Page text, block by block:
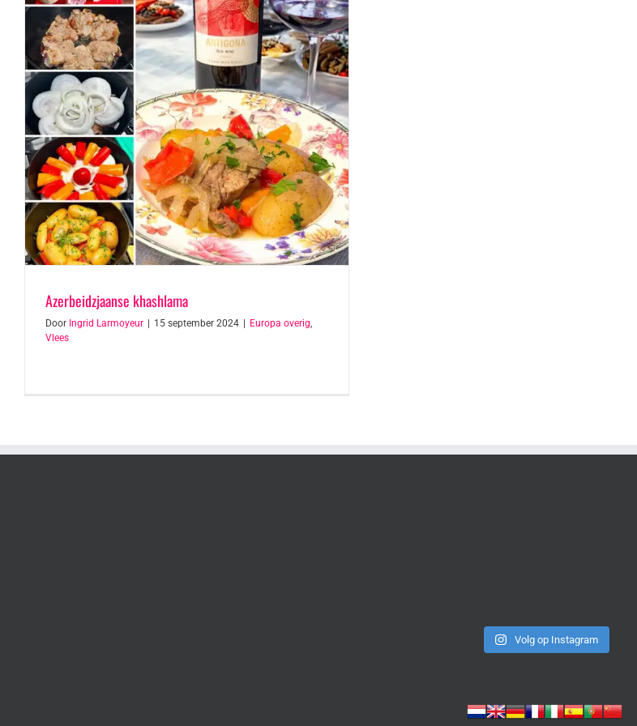
Azerbeidzjaanse khashlama
Door Ingrid Larmoyeur 15 september 2024 Europa overig,
Vlees
Volg op Instagram